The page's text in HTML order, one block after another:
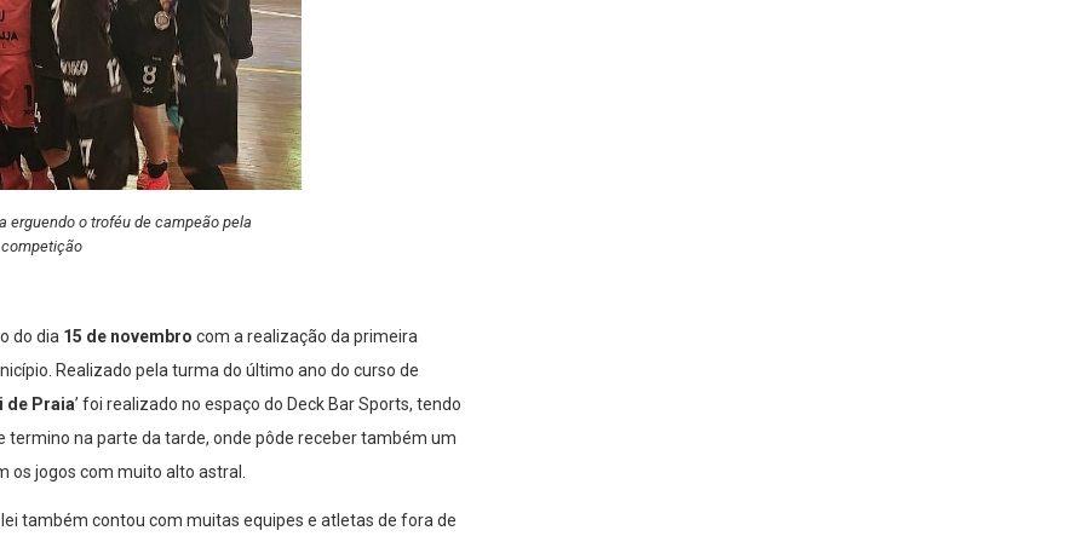
erguendo o troféu de campeão pela
competição
do dia 15 de novembro com a realização da primeira
Realizado pela turma do último ano do curso de
de Praia’ foi realizado no espaço do Deck Bar Sports, tendo
na parte da tarde, onde pôde receber também um
os jogos com muito alto astral.
também contou com muitas equipes e atletas de fora de